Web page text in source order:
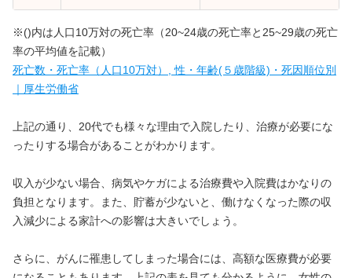
※()内は人口10万対の死亡率（20~24歳の死亡率と25~29歳の死亡
率の平均値を記載）
死亡数・死亡率（人口10万対）, 性・年齢(５歳階級)・死因順位別
｜厚生労働省
上記の通り、20代でも様々な理由で入院したり、治療が必要にな
ったりする場合があることがわかります。
収入が少ない場合、病気やケガによる治療費や入院費はかなりの
負担となります。また、貯蓄が少ないと、働けなくなった際の収
入減少による家計への影響は大きいでしょう。
さらに、がんに罹患してしまった場合には、高額な医療費が必要